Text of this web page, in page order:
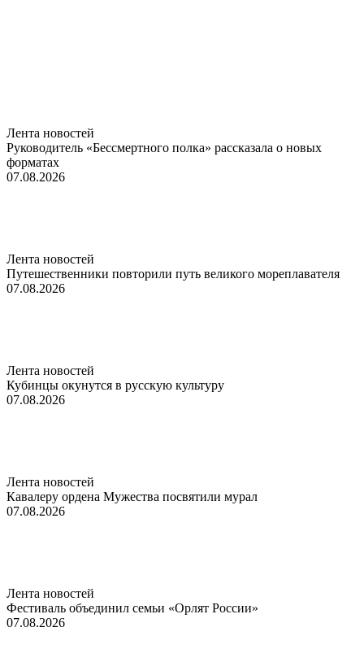
Лента новостей
Руководитель «Бессмертного полка» рассказала о новых
форматах
07.08.2026
Лента новостей
Путешественники повторили путь великого мореплавателя
07.08.2026
Лента новостей
Кубинцы окунутся в русскую культуру
07.08.2026
Лента новостей
Кавалеру ордена Мужества посвятили мурал
07.08.2026
Лента новостей
Фестиваль объединил семьи «Орлят России»
07.08.2026